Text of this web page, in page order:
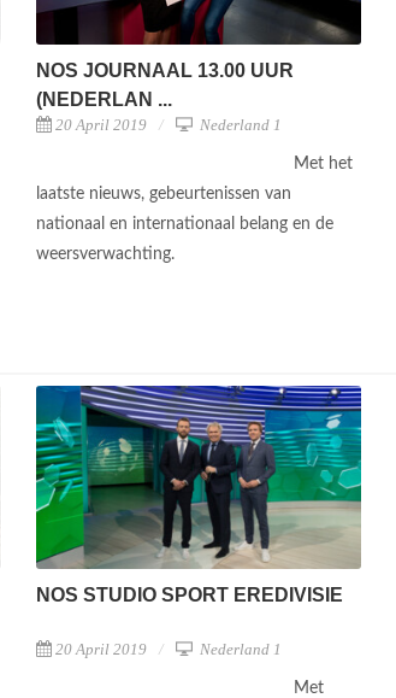
NOS JOURNAAL 13.00 UUR
(NEDERLAN ...
20 April 2019 Nederland 1
Met het
laatste nieuws, gebeurtenissen van
nationaal en internationaal belang en de
weersverwachting.
NOS STUDIO SPORT EREDIVISIE
20 April 2019 Nederland 1
Met